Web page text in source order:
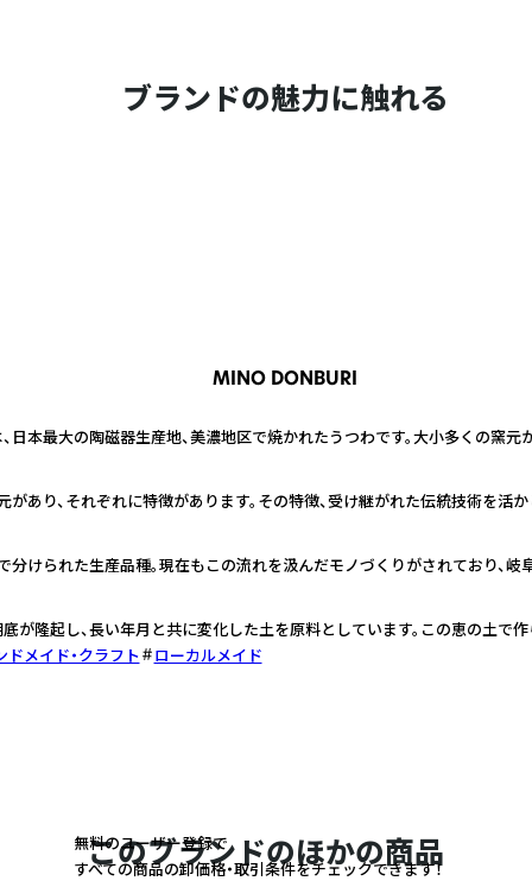
ブランドの魅力に触れる
MINO DONBURI
日本最大の陶磁器生産地、美濃地区で焼かれたうつわです。大小多くの窯元
あり、それぞれに特徴があります。その特徴、受け継がれた伝統技術を活
分けられた生産品種。現在もこの流れを汲んだモノづくりがされており、岐
が隆起し、長い年月と共に変化した土を原料としています。この恵の土で作
ドメイド・クラフト
ローカルメイド
このブランドのほかの商品
無料のユーザー登録で
すべての商品の卸価格・取引条件をチェックできます！